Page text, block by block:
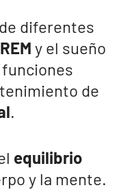
diferentes
REM y el sueño
funciones
de
.
equilibrio
y la mente.